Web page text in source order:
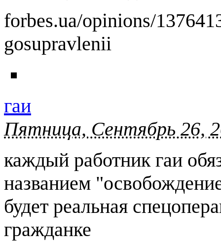
forbes.ua/opinions/
gosupravlenii
гаи
Пятница, Сентябрь 26,
каждый работник гаи
названием
будет реальная
гражданке